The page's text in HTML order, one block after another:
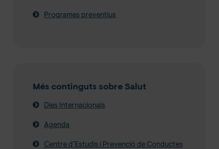
Programes preventius
Més continguts sobre Salut
Dies Internacionals
Agenda
Centre d’Estudis i Prevenció de Conductes